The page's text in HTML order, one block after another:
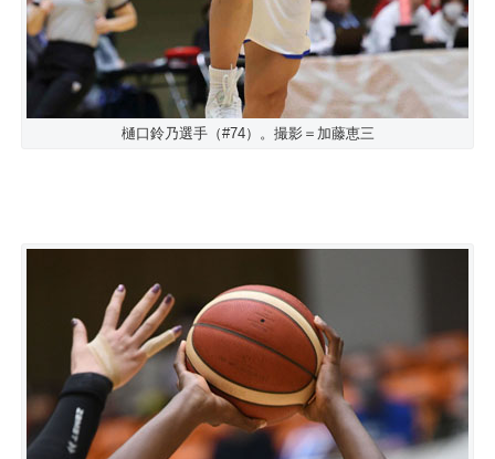
樋口鈴乃選手（#74）。撮影＝加藤恵三